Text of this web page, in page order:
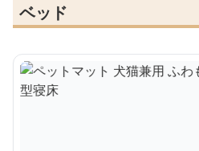
ベッド